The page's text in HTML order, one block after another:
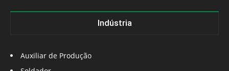
Indústria
Auxiliar de Produção